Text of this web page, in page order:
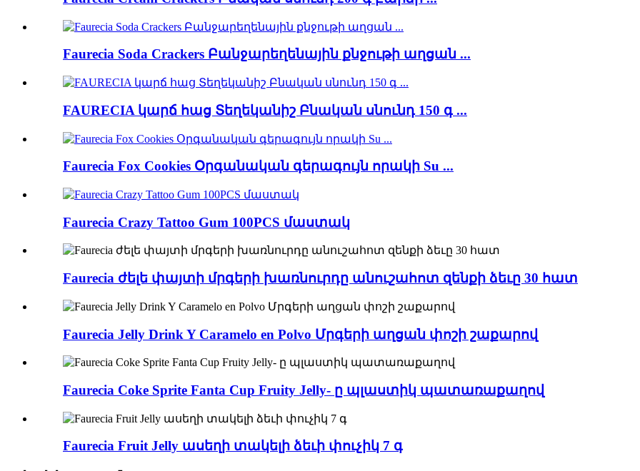
Faurecia Soda Crackers Բանջարեղենային քնջութի աղցան ...
FAURECIA կարճ հաց Տեղեկանիշ Բնական սնունդ 150 գ ...
Faurecia Fox Cookies Օրգանական գերագույն որակի Su ...
Faurecia Crazy Tattoo Gum 100PCS մաստակ
Faurecia ժելե փայտի մրգերի խառնուրդը անուշահոտ զենքի ձեւը 30 հատ
Faurecia Jelly Drink Y Caramelo en Polvo Մրգերի աղցան փոշի շաքարով
Faurecia Coke Sprite Fanta Cup Fruity Jelly- ը պլաստիկ պատառաքաղով
Faurecia Fruit Jelly ասեղի տակելի ձեւի փուչիկ 7 գ